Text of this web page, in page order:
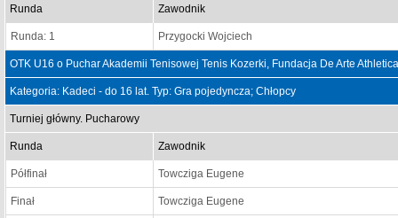
Runda Zawodnik
Runda: 1 Przygocki Wojciech
OTK U16 o Puchar Akademii Tenisowej Tenis Kozerki, Fundacja De Arte
Kategoria: Kadeci - do 16 lat. Typ: Gra pojedyncza; Chłopcy
Turniej główny. Pucharowy
Runda Zawodnik
Półfinał Towcziga Eugene
Finał Towcziga Eugene